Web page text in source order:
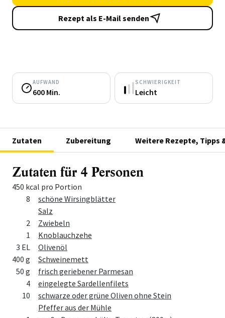
Rezept als E-Mail senden
AUFWAND
600 Min.
SCHWIERIGKEIT
Leicht
Zutaten Zubereitung Weitere Rezepte, Tipps
Zutaten für 4 Personen
450 kcal pro Portion
Menge
Zutat
8
schöne Wirsingblätter
Salz
2
Zwiebeln
1
Knoblauchzehe
3 EL
Olivenöl
400 g
Schweinemett
50 g
frisch geriebener Parmesan
4
eingelegte Sardellenfilets
10
schwarze oder grüne Oliven ohne Stein
Pfeffer aus der Mühle